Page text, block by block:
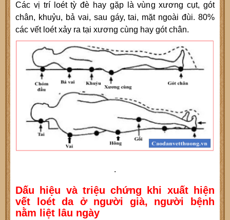
Các vị trí loét tỳ đè hay gặp là vùng xương cụt, gót
chân, khuỷu, bả vai, sau gáy, tai, mặt ngoài đùi. 80%
các vết loét xảy ra tại xương cùng hay gót chân.
.
Dấu hiệu và triệu chứng khi xuất hiện
vết loét da ở người già, người bệnh
nằm liệt lâu ngày